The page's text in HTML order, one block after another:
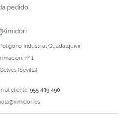
pedido
Industrial Guadalquivir
nº 1
(Sevilla)
al cliente: 955 439 490